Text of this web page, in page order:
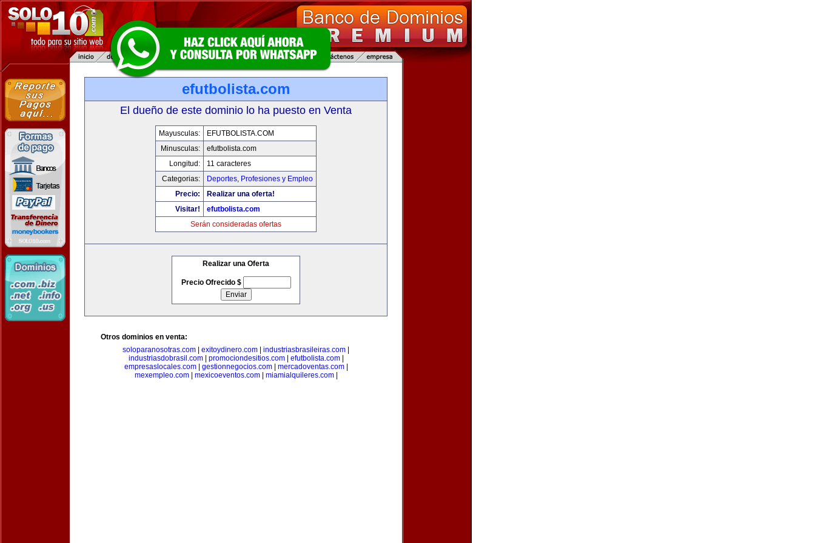
efutbolista.com
El dueño de este dominio lo ha puesto en Venta
Mayusculas:
EFUTBOLISTA.COM
Minusculas:
efutbolista.com
Longitud:
11 caracteres
Categorias:
Deportes, Profesiones y Empleo
Precio:
Realizar una oferta!
Visitar!
efutbolista.com
Serán consideradas ofertas
Realizar una Oferta
Precio Ofrecido $
Otros dominios en venta:
soloparanosotras.com
exitoydinero.com industriasbrasileiras.com
industriasdobrasil.com| promociondesitios.com| efutbolista.com|
empresaslocales.com| gestionnegocios.com| mercadoventas.com|
mexempleo.com| mexicoeventos.com| miamialquileres.com|